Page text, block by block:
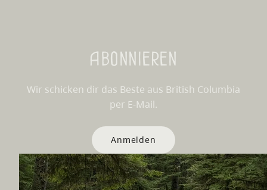
Abonnieren
Wir schicken dir das Beste aus British Columbia
per E-Mail.
Anmelden